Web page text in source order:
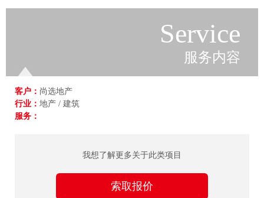
Service
服务内容
客户： 尚选地产
行业： 地产 / 建筑
服务：
我想了解更多关于此类项目
索取报价